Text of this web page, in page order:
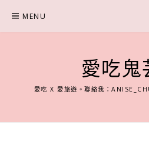
content
MENU
愛吃鬼
愛吃 X 愛旅遊。聯絡我：